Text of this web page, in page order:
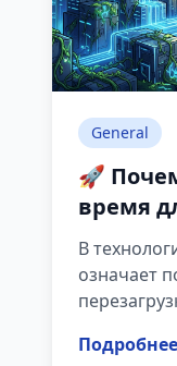
General
🚀
время
забытых
В
означает
Подробнее